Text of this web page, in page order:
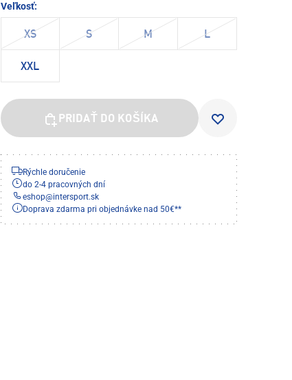
Veľkosť:
XS S M L
XXL
PRIDAŤ DO KOŠÍKA
Rýchle doručenie
do 2-4 pracovných dní
eshop@intersport.sk
Doprava zdarma pri objednávke nad 50€**